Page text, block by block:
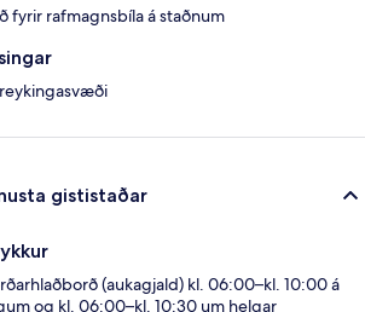
fyrir rafmagnsbíla á staðnum
gististaðar
(aukagjald) kl. 06:00–kl. 10:00 á
og kl. 06:00–kl. 10:30 um helgar